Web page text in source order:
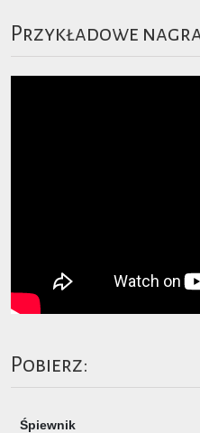
Przykładowe
Pobierz:
Śpiewnik